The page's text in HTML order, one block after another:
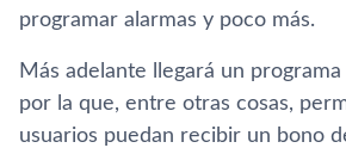
programar alarmas y poco más.
Más adelante llegará un
por la que, entre otras cosas,
usuarios puedan recibir un bono